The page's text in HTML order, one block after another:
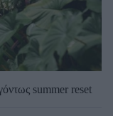
summer reset